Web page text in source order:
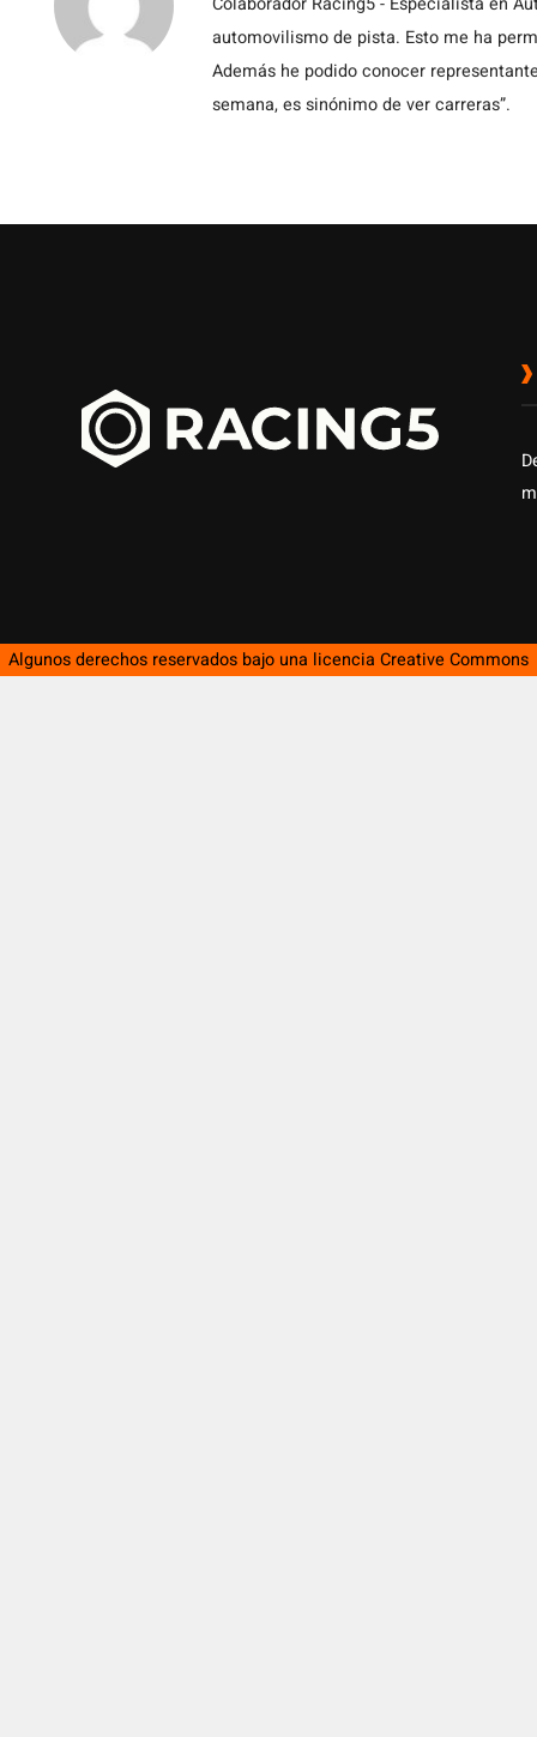
automovilismo de pista. Esto me ha
Además he podido conocer
semana, es sinónimo de ver carreras”.
Algunos derechos reservados bajo una licencia Creative Commons